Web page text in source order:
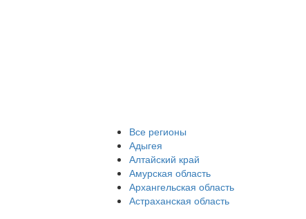
Все регионы
Адыгея
Алтайский край
Амурская область
Архангельская область
Астраханская область